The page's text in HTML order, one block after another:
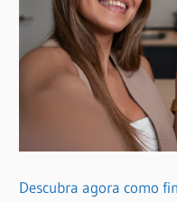
Descubra agora como